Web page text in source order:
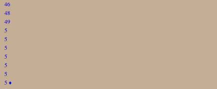
46
48
49
5
5
5
5
5
5
5♦